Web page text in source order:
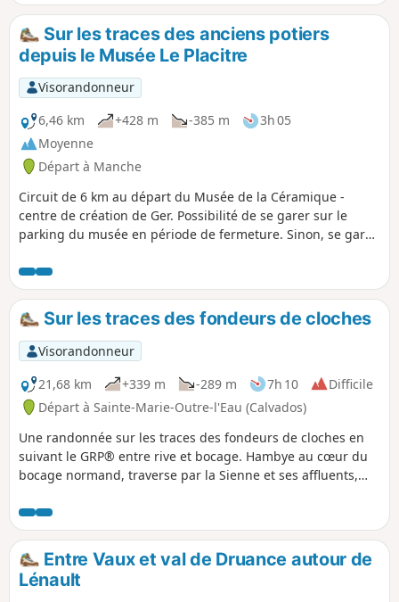
Sur les traces des anciens potiers
depuis le Musée Le Placitre
Visorandonneur
6,46 km
+428 m -385 m
3h 05
Moyenne
Départ à Manche
Circuit de 6 km au départ du Musée de la Céramique -
centre de création de Ger. Possibilité de se garer sur le
parking du musée en période de fermeture. Sinon, se garer
du musée (autocars). Bocage, chemins creux, anciens
hameaux potiers.
Sur les traces des fondeurs de cloches
Visorandonneur
21,68 km
+339 m -289 m 7h 10
Difficile
Départ à Sainte-Marie-Outre-l'Eau (Calvados)
Une randonnée sur les traces des fondeurs de cloches en
suivant le GRP® entre rive et bocage. Hambye au cœur du
bocage normand, traverse par la Sienne et ses affluents,
Entre Vaux et val de Druance autour de
Lénault